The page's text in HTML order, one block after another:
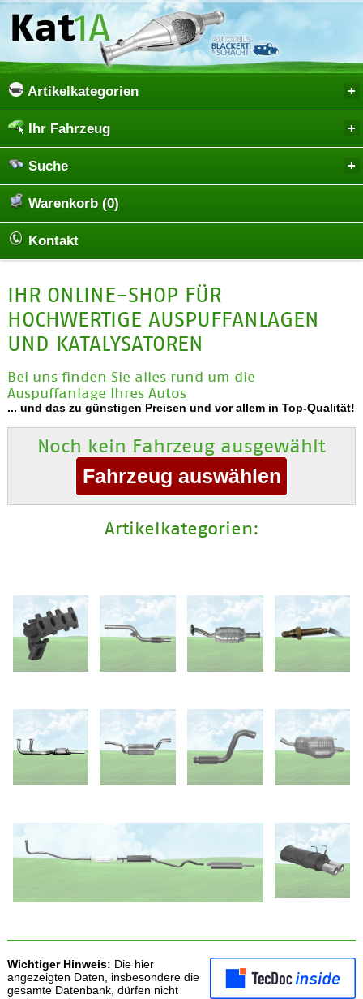
Artikelkategorien
Ihr Fahrzeug
Suche
Warenkorb (0)
Kontakt
IHR ONLINE-SHOP FÜR
HOCHWERTIGE AUSPUFFANLAGEN
UND KATALYSATOREN
Bei uns finden Sie alles rund um die
Auspuffanlage Ihres Autos
... und das zu günstigen Preisen und vor allem in Top-Qualität!
Noch kein Fahrzeug ausgewählt
Artikelkategorien:
Wichtiger Hinweis: Die hier
angezeigten Daten, insbesondere die
gesamte Datenbank, dürfen nicht